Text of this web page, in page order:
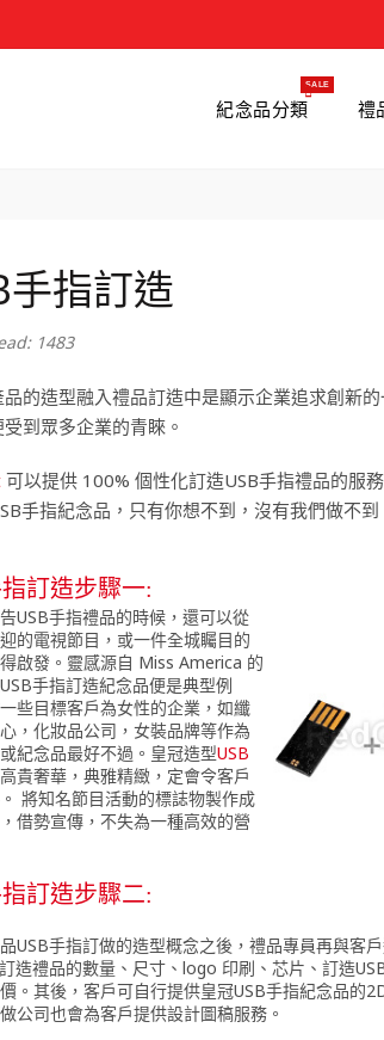
紀念品分類
SALE
禮
手指訂造
1483
品的造型融入禮品訂造中是顯示企業追求創新
受到眾多企業的青睞。
可以提供 100% 個性化訂造USB手指禮品的服
手指紀念品，只有你想不到，沒有我們做不到
指訂造步驟一:
告USB手指禮品的時候，還可以從
迎的電視節目，或一件全城矚目的
得啟發。靈感源自 Miss America 的
USB手指訂造紀念品便是典型例
一些目標客戶為女性的企業，如纖
心，化妝品公司，女裝品牌等作為
或紀念品最好不過。皇冠造型USB
貴奢華，典雅精緻，定會令客戶
。 將知名節目活動的標誌物製作成
，借勢宣傳，不失為一種高效的營
指訂造步驟二:
品USB手指訂做的造型概念之後，禮品專員再與客
訂造禮品的數量、尺寸、logo 印刷、芯片、訂造
價。其後，客戶可自行提供皇冠USB手指紀念品的
做公司也會為客戶提供設計圖稿服務。